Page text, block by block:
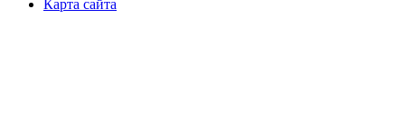
Карта сайта